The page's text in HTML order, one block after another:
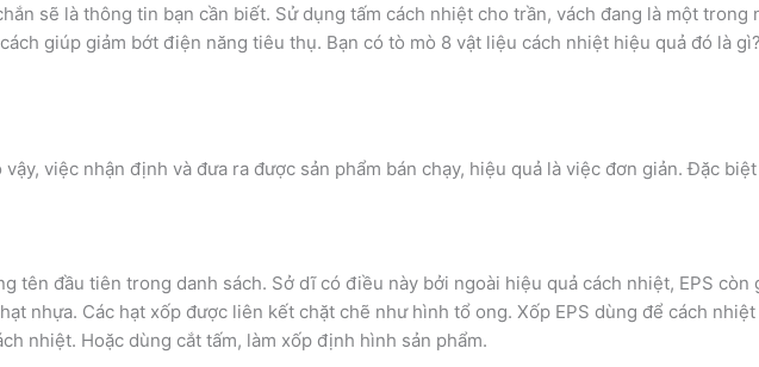
sẽ là thông tin bạn cần biết. Sử dụng tấm cách nhiệt cho trần, vách đang là một
giúp giảm bớt điện năng tiêu thụ. Bạn có tò mò 8 vật liệu cách nhiệt hiệu quả đó là
việc nhận định và đưa ra được sản phẩm bán chạy, hiệu quả là việc đơn giản. Đặc
tên đầu tiên trong danh sách. Sở dĩ có điều này bởi ngoài hiệu quả cách nhiệt, EPS
nhựa. Các hạt xốp được liên kết chặt chẽ như hình tổ ong. Xốp EPS dùng để cách
nhiệt. Hoặc dùng cắt tấm, làm xốp định hình sản phẩm.